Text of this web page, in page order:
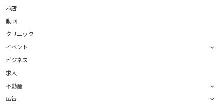
お店
動画
クリニック
イベント
ビジネス
求人
不動産
広告